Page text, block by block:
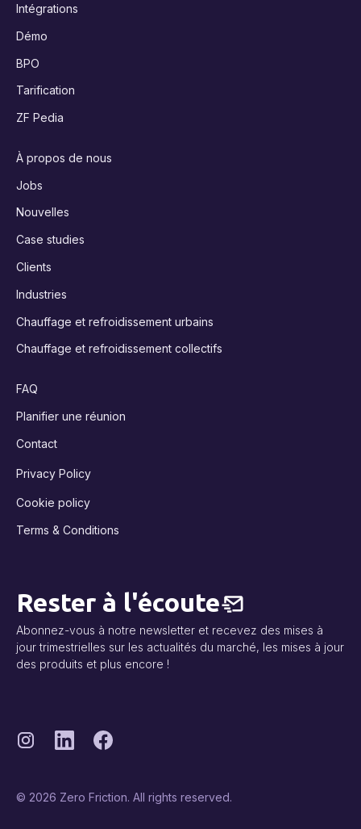
Intégrations
Démo
BPO
Tarification
ZF Pedia
À propos de nous
Jobs
Nouvelles
Case studies
Clients
Industries
Chauffage et refroidissement urbains
Chauffage et refroidissement collectifs
FAQ
Planifier une réunion
Contact
Privacy Policy
Cookie policy
Terms & Conditions
Rester à l'écoute
Abonnez-vous à notre newsletter et recevez des mises à
jour trimestrielles sur les actualités du marché, les mises à jour
des produits et plus encore !
© 2026 Zero Friction. All rights reserved.